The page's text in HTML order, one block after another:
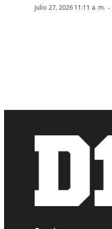
Julio 27, 2026 11:11 a. m. ·